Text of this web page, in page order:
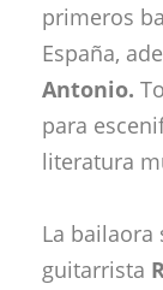
primeros
España,
Antonio.
para
literatura
La bailaora
guitarrista